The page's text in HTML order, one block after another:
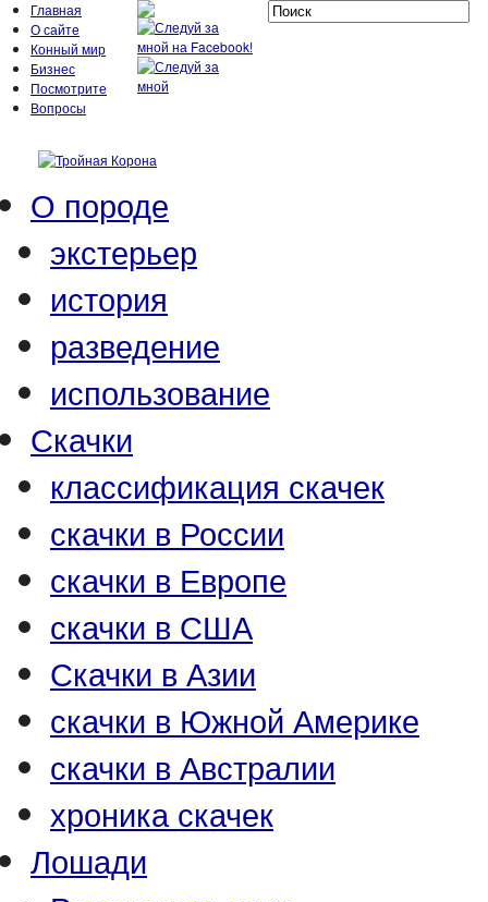
Главная
О сайте
Конный мир
Бизнес
Посмотрите
Вопросы
О породе
экстерьер
история
разведение
использование
Скачки
классификация скачек
скачки в России
скачки в Европе
скачки в США
Скачки в Азии
скачки в Южной Америке
скачки в Австралии
хроника скачек
Лошади